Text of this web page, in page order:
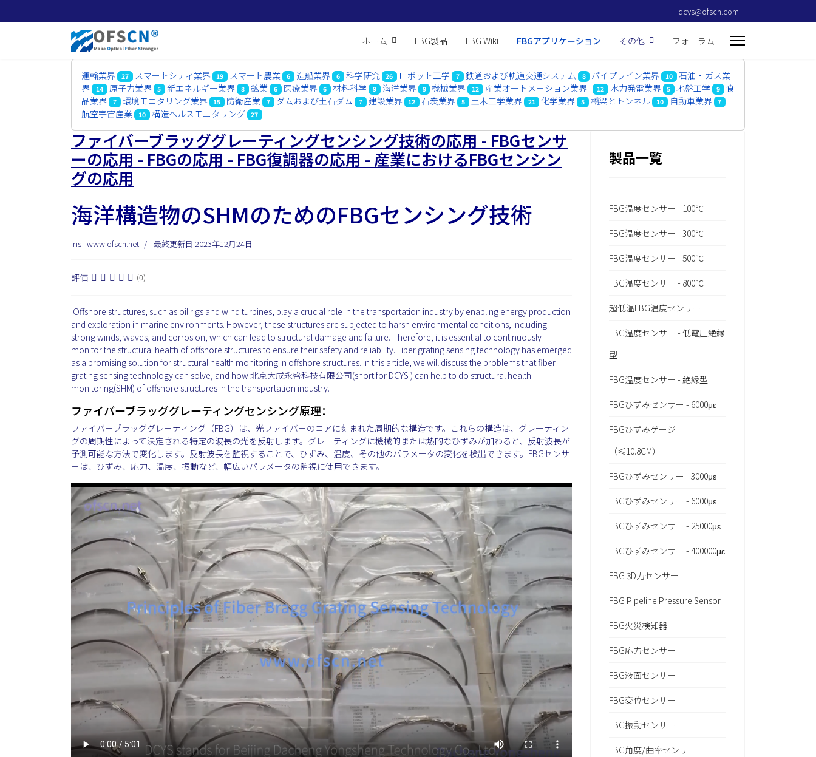
dcys@ofscn.com
ホーム FBG製品 FBG Wiki FBGアプリケーション その他 フォーラム
運輸業界 27 スマートシティ業界 19 スマート農業 6 造船業界 6 科学研究 26 ロボット工学 7 鉄道および軌道交通システム 8 パイプライン業界 10
石油・ガス業
界
14 原子力業界 5 新エネルギー業界 8 鉱業 6 医療業界 6 材料科学 9 海洋業界 9 機械業界 12 産業オートメーション業界 12 水力発電業界 5 地盤工学 9
食
品業界
7 環境モニタリング業界 15 防衛産業 7 ダムおよび土石ダム 7 建設業界 12 石炭業界 5 土木工学業界 21 化学業界 5 橋梁とトンネル 10 自動車業界 7
航空宇宙産業 10 構造ヘルスモニタリング 27
ファイバーブラッググレーティングセンシング技術の応用 - FBGセンサ
ーの応用 - FBGの応用 - FBG復調器の応用 - 産業におけるFBGセンシン
グの応用
海洋構造物のSHMのためのFBGセンシング技術
Iris | www.ofscn.net 最終更新日:2023年12月24日
評価 (0)
Offshore structures, such as oil rigs and wind turbines, play a crucial role in the transportation industry by enabling energy production
and exploration in marine environments. However, these structures are subjected to harsh environmental conditions, including
strong winds, waves, and corrosion, which can lead to structural damage and failure. Therefore, it is essential to continuously
monitor the structural health of offshore structures to ensure their safety and reliability. Fiber grating sensing technology has emerged
as a promising solution for structural health monitoring in offshore structures. In this article, we will discuss the problems that fiber
grating sensing technology can solve, and how 北京大成永盛科技有限公司(short for DCYS ) can help to do structural health
monitoring(SHM) of offshore structures in the transportation industry.
ファイバーブラッググレーティングセンシング原理：
ファイバーブラッググレーティング（FBG）は、光ファイバーのコアに刻まれた周期的な構造です。これらの構造は、グレーティン
グの周期性によって決定される特定の波長の光を反射します。グレーティングに機械的または熱的なひずみが加わると、反射波長が
予測可能な方法で変化します。反射波長を監視することで、ひずみ、温度、その他のパラメータの変化を検出できます。FBGセンサ
ーは、ひずみ、応力、温度、振動など、幅広いパラメータの監視に使用できます。
製品一覧
FBG温度センサー - 100℃
FBG温度センサー - 300℃
FBG温度センサー - 500℃
FBG温度センサー - 800℃
超低温FBG温度センサー
FBG温度センサー - 低電圧絶縁
型
FBG温度センサー - 絶縁型
FBGひずみセンサー - 6000με
FBGひずみゲージ
（≤10.8CM）
FBGひずみセンサー - 3000με
FBGひずみセンサー - 6000με
FBGひずみセンサー - 25000με
FBGひずみセンサー - 400000με
FBG 3D力センサー
FBG Pipeline Pressure Sensor
FBG火災検知器
FBG応力センサー
FBG液面センサー
FBG変位センサー
FBG振動センサー
FBG角度/曲率センサー